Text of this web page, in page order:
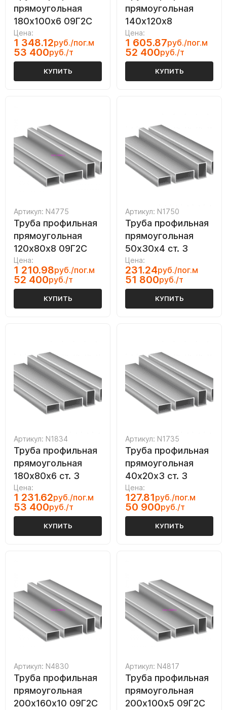
прямоугольная
180х100х6 09Г2С
Цена:
1 348.12руб./пог.м
53 400руб./т
КУПИТЬ
прямоугольная
140х120х8
Цена:
1 605.87руб./пог.м
52 400руб./т
КУПИТЬ
Артикул: N4775
Труба профильная
прямоугольная
120х80х8 09Г2С
Цена:
1 210.98руб./пог.м
52 400руб./т
КУПИТЬ
Артикул: N1750
Труба профильная
прямоугольная
50х30х4 ст. 3
Цена:
231.24руб./пог.м
51 800руб./т
КУПИТЬ
Артикул: N1834
Труба профильная
прямоугольная
180х80х6 ст. 3
Цена:
1 231.62руб./пог.м
53 400руб./т
КУПИТЬ
Артикул: N1735
Труба профильная
прямоугольная
40х20х3 ст. 3
Цена:
127.81руб./пог.м
50 900руб./т
КУПИТЬ
Артикул: N4830
Труба профильная
прямоугольная
200х160х10 09Г2С
Артикул: N4817
Труба профильная
прямоугольная
200х100х5 09Г2С